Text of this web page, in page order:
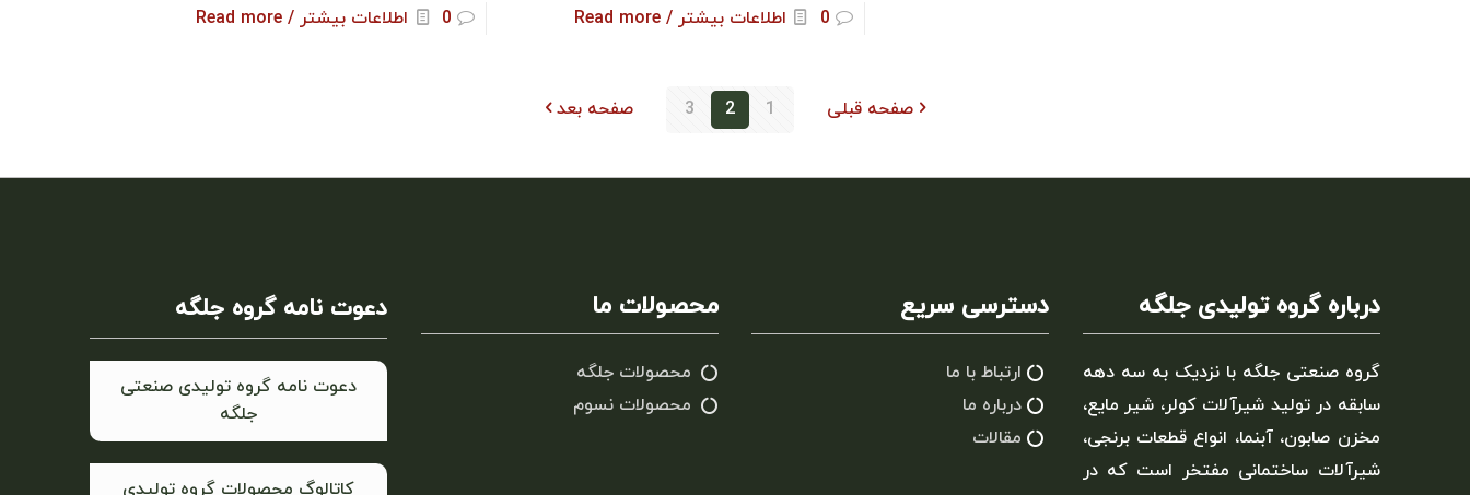
0
اطلاعات بیشتر / Read more
0
اطلاعات بیشتر / Read more
صفحه قبلی 1
2
3 صفحه بعد
درباره گروه تولیدی جلگه
گروه صنعتی جلگه با نزدیک به سه دهه
سابقه در تولید شیرآلات کولر، شیر مایع،
مخزن صابون، آبنما، انواع قطعات برنجی،
شیرآلات ساختمانی مفتخر است که در
دسترسی سریع
ارتباط با ما
درباره ما
مقالات
محصولات ما
محصولات جلگه
محصولات نسوم
دعوت نامه گروه جلگه
دعوت نامه گروه تولیدی صنعتی
جلگه
کاتالوگ محصولات گروه تولیدی